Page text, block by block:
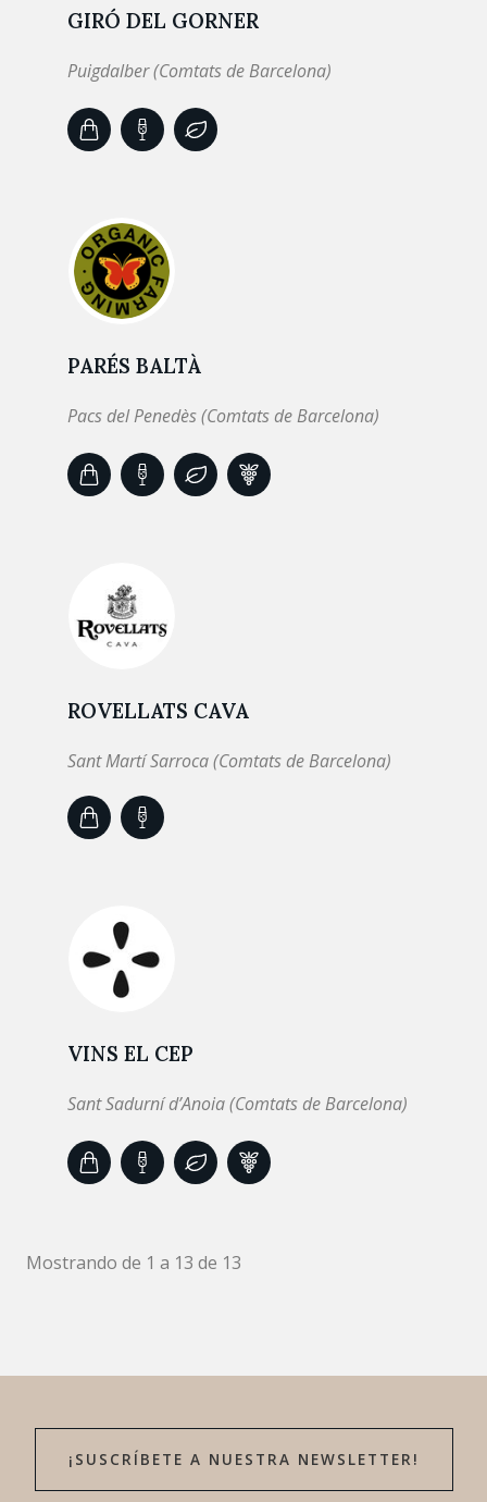
GIRÓ DEL GORNER
Puigdalber (Comtats de Barcelona)
PARÉS BALTÀ
Pacs del Penedès (Comtats de Barcelona)
ROVELLATS CAVA
Sant Martí Sarroca (Comtats de Barcelona)
VINS EL CEP
Sant Sadurní d’Anoia (Comtats de Barcelona)
Mostrando de 1 a 13 de 13
¡SUSCRÍBETE A NUESTRA NEWSLETTER!